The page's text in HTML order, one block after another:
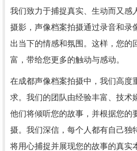
我们致力于捕捉真实、生动而又感
摄影，声像档案拍摄通过录音和录
出当下的情感和氛围。这样，您的
富，带给您更多的触动与感动。
在成都声像档案拍摄中，我们高度
求。我们的团队由经验丰富、技术
他们将倾听您的故事，并根据您的
摄。我们深信，每个人都有自己独
将用心捕捉并展现您的故事的真实